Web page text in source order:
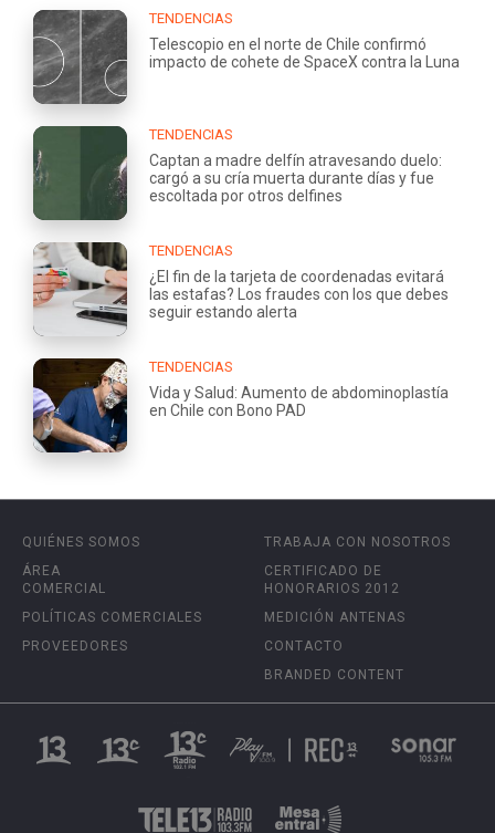
TENDENCIAS
Telescopio en el norte de Chile confirmó
impacto de cohete de SpaceX contra la Luna
TENDENCIAS
Captan a madre delfín atravesando duelo:
cargó a su cría muerta durante días y fue
escoltada por otros delfines
TENDENCIAS
¿El fin de la tarjeta de coordenadas evitará
las estafas? Los fraudes con los que debes
seguir estando alerta
TENDENCIAS
Vida y Salud: Aumento de abdominoplastía
en Chile con Bono PAD
QUIÉNES SOMOS
ÁREA
COMERCIAL
POLÍTICAS COMERCIALES
PROVEEDORES
TRABAJA CON NOSOTROS
CERTIFICADO DE
HONORARIOS 2012
MEDICIÓN ANTENAS
CONTACTO
BRANDED CONTENT